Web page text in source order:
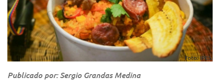
Foto: IPES.
Publicado por: Sergio Grandas Medina